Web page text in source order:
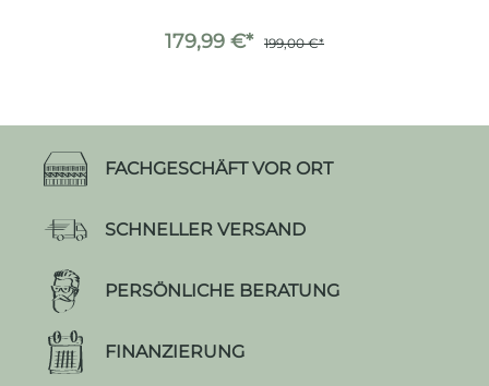
179,99 €* 199,00 €*
FACHGESCHÄFT VOR ORT
SCHNELLER VERSAND
PERSÖNLICHE BERATUNG
FINANZIERUNG